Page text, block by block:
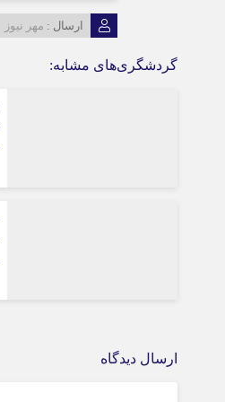
ارسال : مهر نیوز
گردشگری‌های مشابه:
ارسال دیدگاه